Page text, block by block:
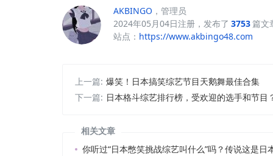
AKBINGO ，管理员
2024年05月04日注册，发布了 3753篇文
站点： https://www.akbingo48.com
上一篇: 爆笑！日本搞笑综艺节目天鹅舞最佳合集
下一篇: 日本格斗综艺排行榜，受欢迎的选手和节目
相关文章
你听过“日本憋笑挑战综艺叫什么”吗？传说这是日